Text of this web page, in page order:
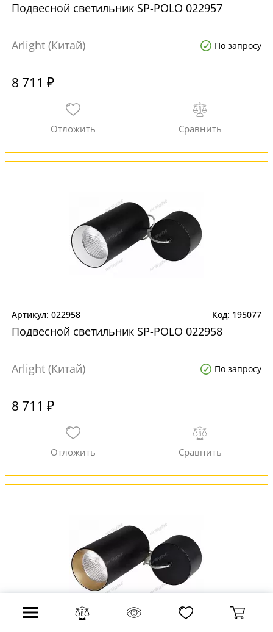
Подвесной светильник SP-POLO 022957
Arlight (Китай) По запросу
8 711 ₽
022958 195077
Подвесной светильник SP-POLO 022958
Arlight (Китай) По запросу
8 711 ₽